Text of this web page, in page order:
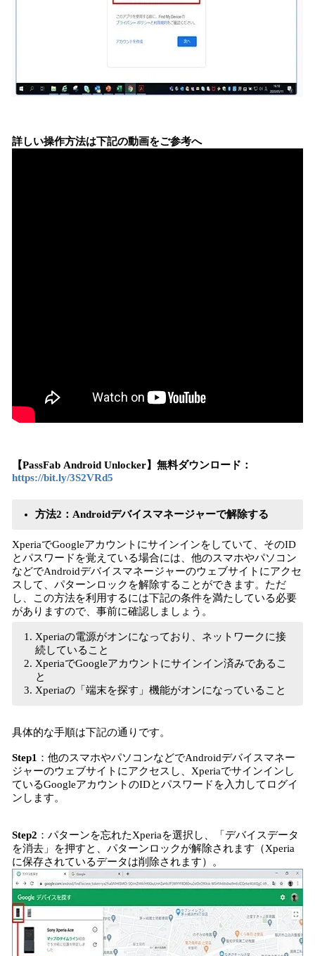
詳しい操作方法は下記の動画をご参考へ
【PassFab Android Unlocker】無料ダウンロード：
https://bit.ly/3S2VRd5
方法2：Androidデバイスマネージャーで解除する
XperiaでGoogleアカウントにサインインをしていて、そのID
とパスワードを覚えている場合には、他のスマホやパソコン
などでAndroidデバイスマネージャーのウェブサイトにアクセ
スして、パターンロックを解除することができます。ただ
し、この方法を利用するには下記の条件を満たしている必要
がありますので、事前に確認しましょう。
Xperiaの電源がオンになっており、ネットワークに接
続していること
XperiaでGoogleアカウントにサインイン済みであるこ
と
Xperiaの「端末を探す」機能がオンになっていること
具体的な手順は下記の通りです。
Step1 ：他のスマホやパソコンなどでAndroidデバイスマネー
ジャーのウェブサイトにアクセスし、Xperiaでサインインし
ているGoogleアカウントのIDとパスワードを入力してログイ
ンします。
Step2 ：パターンを忘れたXperiaを選択し、「デバイスデータ
を消去」を押すと、パターンロックが解除されます（Xperia
に保存されているデータは削除されます）。